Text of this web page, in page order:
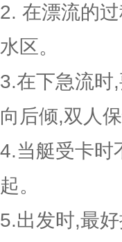
2. 在漂流的
水区。
3.在下急流时
向后倾,双人
4.当艇受卡时
起。
5.出发时,最